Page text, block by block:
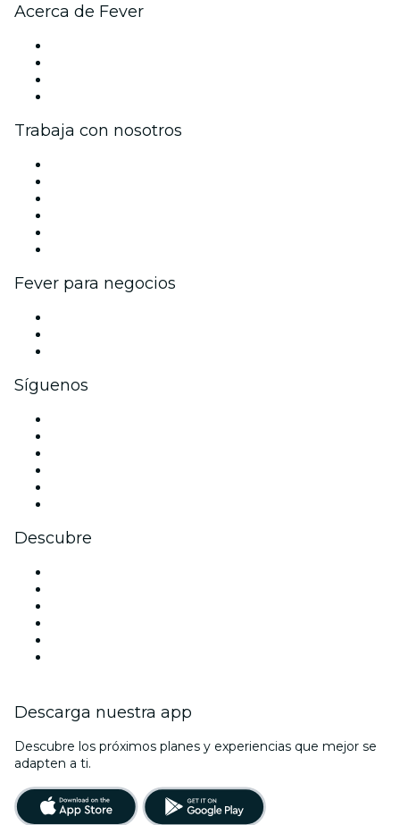
Acerca de Fever
Trabaja con nosotros
Fever para negocios
Síguenos
Descubre
Descarga nuestra app
Descubre los próximos planes y experiencias que mejor se
adapten a ti.